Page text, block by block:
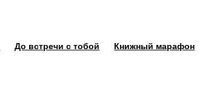
До встречи с тобой
Книжный марафон